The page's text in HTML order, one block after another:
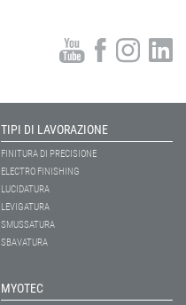
TIPI DI LAVORAZIONE
FINITURA DI PRECISIONE
ELECTRO FINISHING
LUCIDATURA
LEVIGATURA
SMUSSATURA
SBAVATURA
MYOTEC